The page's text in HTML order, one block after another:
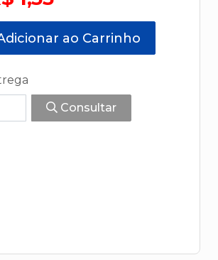
ao Carrinho
Consultar